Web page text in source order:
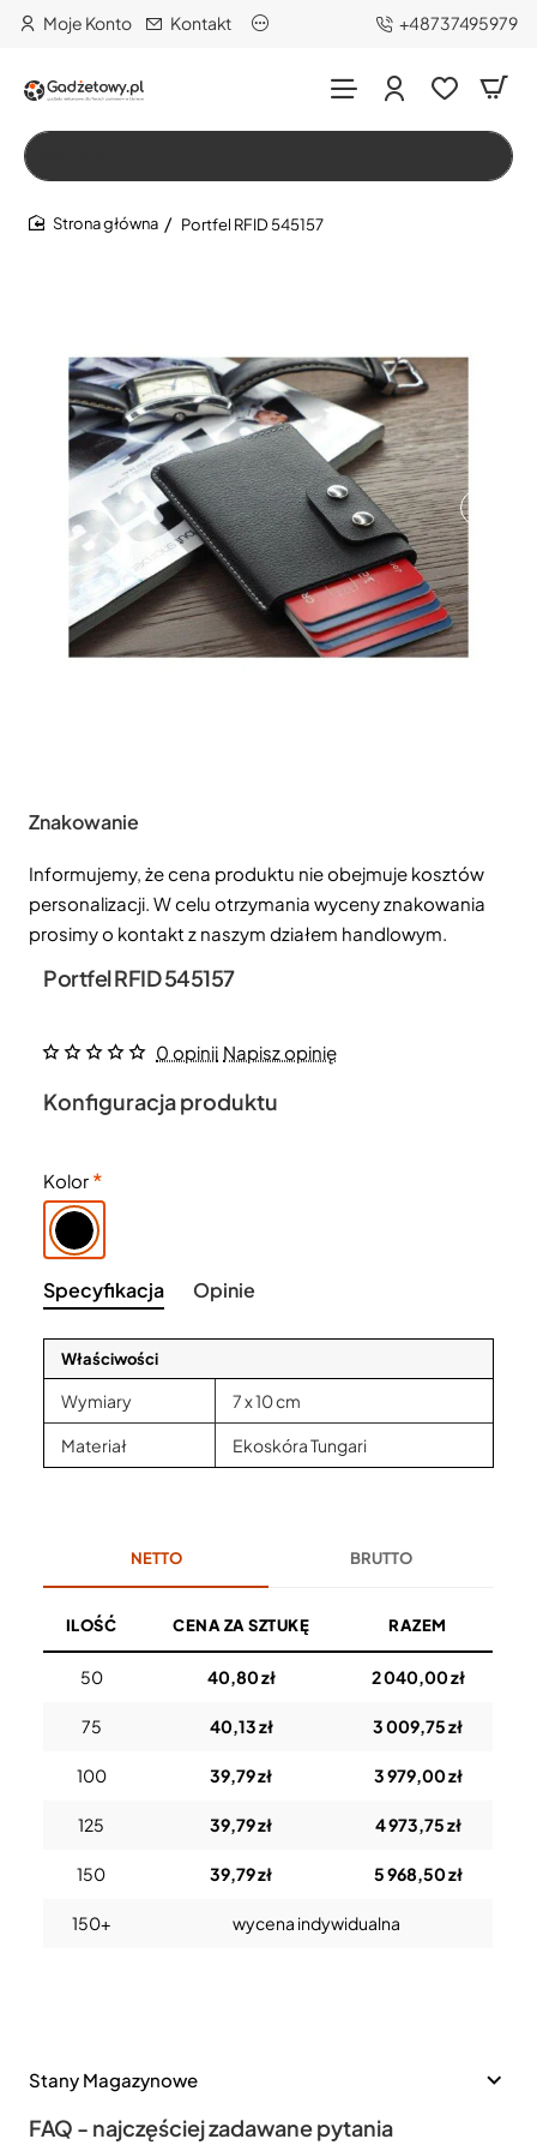
Moje Konto Kontakt +48737495979
Szukaj…
Portfel RFID 545157
Znakowanie
Informujemy, że cena produktu nie obejmuje kosztów
personalizacji. W celu otrzymania wyceny znakowania
prosimy o kontakt z naszym działem handlowym.
Portfel RFID 545157
0 opinii Napisz opinię
Konfiguracja produktu
Kolor
Specyfikacja Opinie
Właściwości
Wymiary 7 x 10 cm
Materiał Ekoskóra Tungari
NETTO BRUTTO
ILOŚĆ CENA ZA SZTUKĘ RAZEM
50 40,80 zł 2 040,00 zł
75 40,13 zł 3 009,75 zł
100 39,79 zł 3 979,00 zł
125 39,79 zł 4 973,75 zł
150 39,79 zł 5 968,50 zł
150+ wycena indywidualna
Stany Magazynowe
FAQ - najczęściej zadawane pytania